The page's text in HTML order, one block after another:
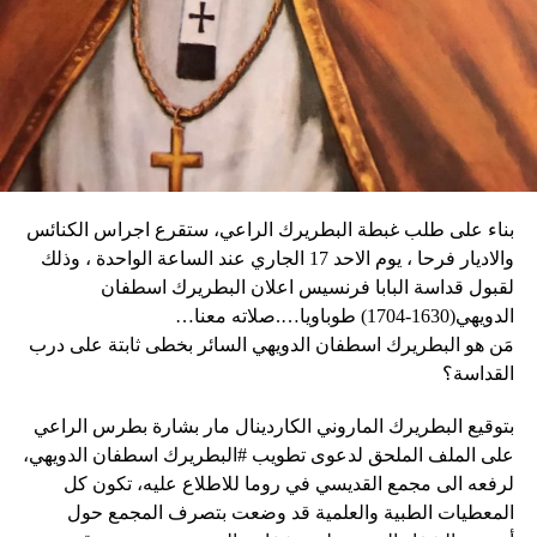
يقوم بدعاية للحم الخنزير المحلّي قبل أن يؤكد «أحب الجبن
كثيراً».
وكان شي قد كرّر الإثنين رغبته في العمل بهدف التوصل إلى حلّ
سياسي للحرب في أوكرانيا. وأيّد «هدنة أولمبية» دعا إليها
ماكرون لمناسبة أولمبياد باريس هذا الصيف.
نداء الوطن
العنف.
وأغلقت المدارس والعديد من الشركات في العاصمة أبوابها يوم
الثلاثاء، كما أبلغ عن أعمال نهب في بعض الأحياء.
وقال دارين: “المواطنون في حالة رعب، على الرغم من أن
زعيم العصابة جيمي شيريزير دعا المواطنين إلى عدم الخوف
عندما رأوا عصابته تحمل أسلحة، وقال إنهم يريدون فقط الإطاحة
وحاولت مجموعة من أفراد العصابات المدججين بالسلاح، يوم
الإثنين، السيطرة على مطار توسان لوفرتور الدولي، الأكبر في
البلاد، وتبادلوا إطلاق النار مع الشرطة والجنود، مما أدى إلى
إلغاء جميع الرحلات الداخلية والدولية.
ألف شخص من منازلهم منذ عطلة نهاية الأسبوع بسبب أعمال
العنف.
بناء على طلب غبطة البطريرك الراعي، ستقرع اجراس الكنائس
والاديار فرحا ، يوم الاحد 17 الجاري عند الساعة الواحدة ، وذلك
لقبول قداسة البابا فرنسيس اعلان البطريرك اسطفان
الدويهي(1630-1704) طوباويا….صلاته معنا…
مَن هو البطريرك اسطفان الدويهي السائر بخطى ثابتة على درب
القداسة؟
بتوقيع البطريرك الماروني الكاردينال مار بشارة بطرس الراعي
على الملف الملحق لدعوى تطويب #البطريرك اسطفان الدويهي،
لرفعه الى مجمع القديسي في روما للاطلاع عليه، تكون كل
المعطيات الطبية والعلمية قد وضعت بتصرف المجمع حول